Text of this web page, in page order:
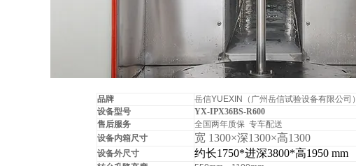
品牌
岳信YUEXIN（广州岳信试验设备有限公司）
设备型号
YX-IPX36BS-R600
售后服务
全国两年质保 专车配送
设备内箱尺寸
宽 1300×深1300×高1300
设备外尺寸 约长1750*进深3800*高1950 mm